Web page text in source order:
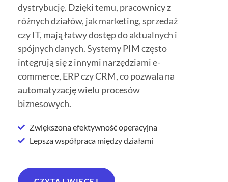
dystrybucję. Dzięki temu, pracownicy z
różnych działów, jak marketing, sprzedaż
czy IT, mają łatwy dostęp do aktualnych i
spójnych danych. Systemy PIM często
integrują się z innymi narzędziami e-
commerce, ERP czy CRM, co pozwala na
automatyzację wielu procesów
biznesowych.
Zwiększona efektywność operacyjna
Lepsza współpraca między działami